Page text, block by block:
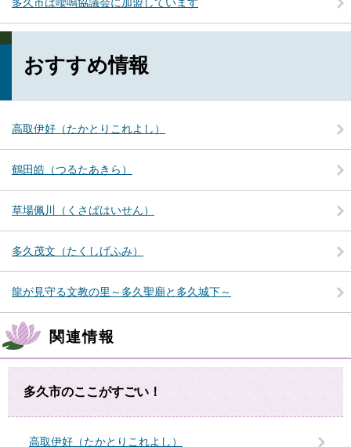
多久市は嚶鳴協議会に加盟しています
おすすめ情報
高取伊好（たかとりこれよし）
鶴田皓（つるたあきら）
草場佩川（くさばはいせん）
多久茂文（たくしげふみ）
龍が見守る文教の里～多久聖廟と多久城下～
関連情報
多久市のここがすごい！
高取伊好（たかとりこれよし）